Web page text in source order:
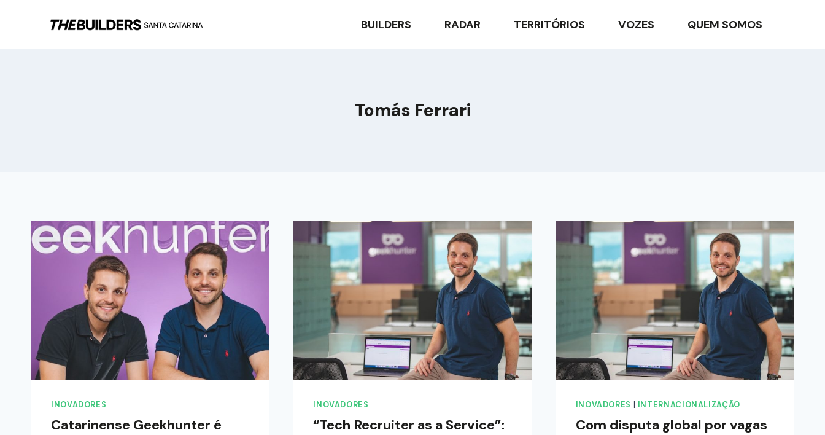
BUILDERS RADAR TERRITÓRIOS VOZES QUEM SOMOS
Tomás Ferrari
INOVADORES
Catarinense Geekhunter é
INOVADORES
“Tech Recruiter as a Service”:
INOVADORES INTERNACIONALIZAÇÃO
Com disputa global por vagas